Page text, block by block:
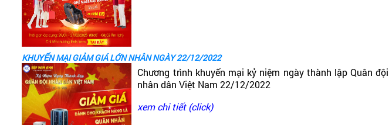
KHUYẾN MẠI GIẢM GIÁ LỚN NHÂN NGÀY 22/12/2022
Chương trình khuyến mại kỷ niệm ngày thành lập Quân đội
nhân dân Việt Nam 22/12/2022
xem chi tiết (click)